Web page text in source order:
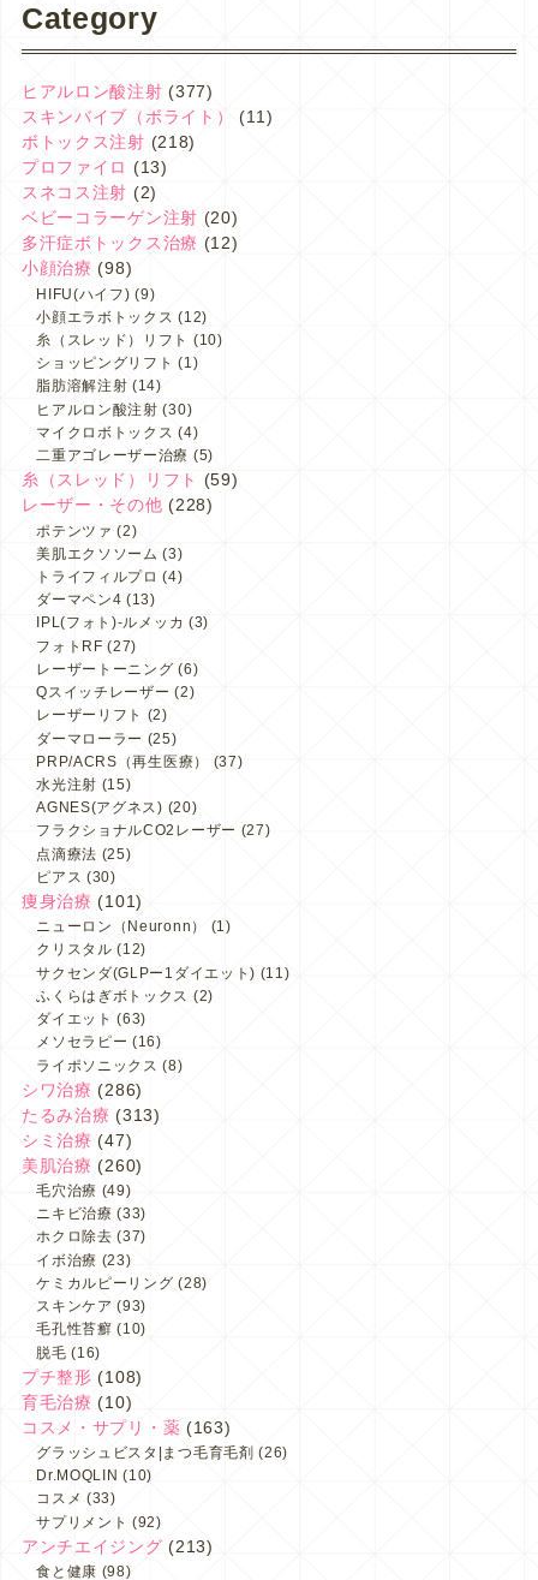
Category
ヒアルロン酸注射 (377)
スキンバイブ（ボライト）
(11)
ボトックス注射 (218)
プロファイロ (13)
スネコス注射 (2)
ベビーコラーゲン注射 (20)
多汗症ボトックス治療 (12)
小顔治療 (98)
HIFU(ハイフ) (9)
小顔エラボトックス (12)
糸（スレッド）リフト (10)
ショッピングリフト (1)
脂肪溶解注射 (14)
ヒアルロン酸注射 (30)
マイクロボトックス (4)
二重アゴレーザー治療 (5)
糸（スレッド）リフト
(59)
レーザー・その他 (228)
ポテンツァ (2)
美肌エクソソーム (3)
トライフィルプロ (4)
ダーマペン4 (13)
IPL(フォト)-ルメッカ (3)
フォトRF (27)
レーザートーニング (6)
Qスイッチレーザー (2)
レーザーリフト (2)
ダーマローラー (25)
PRP/ACRS（再生医療）
(37)
水光注射 (15)
AGNES(アグネス) (20)
フラクショナルCO2レーザー (27)
点滴療法 (25)
ピアス (30)
痩身治療 (101)
ニューロン（Neuronn）
(1)
クリスタル (12)
サクセンダ(GLPー1ダイエット) (11)
ふくらはぎボトックス (2)
ダイエット (63)
メソセラピー (16)
ライポソニックス (8)
シワ治療 (286)
たるみ治療 (313)
シミ治療 (47)
美肌治療 (260)
毛穴治療 (49)
ニキビ治療 (33)
ホクロ除去 (37)
イボ治療 (23)
ケミカルピーリング (28)
スキンケア (93)
毛孔性苔癬 (10)
脱毛 (16)
プチ整形 (108)
育毛治療 (10)
コスメ・サプリ・薬 (163)
グラッシュビスタ|まつ毛育毛剤 (26)
Dr.MOQLIN (10)
コスメ (33)
サプリメント (92)
アンチエイジング (213)
食と健康 (98)